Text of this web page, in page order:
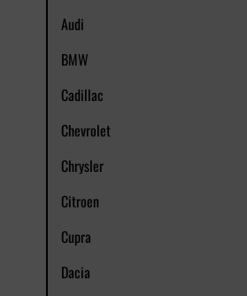
Audi
BMW
Cadillac
Chevrolet
Chrysler
Citroen
Cupra
Dacia